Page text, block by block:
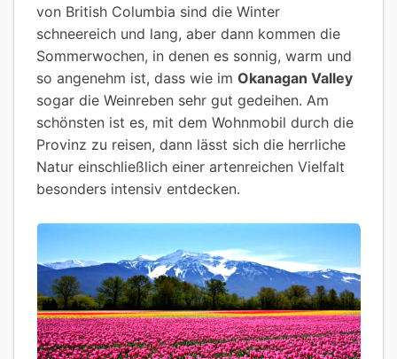
von British Columbia sind die Winter
schneereich und lang, aber dann kommen die
Sommerwochen, in denen es sonnig, warm und
so angenehm ist, dass wie im Okanagan Valley
sogar die Weinreben sehr gut gedeihen. Am
schönsten ist es, mit dem Wohnmobil durch die
Provinz zu reisen, dann lässt sich die herrliche
Natur einschließlich einer artenreichen Vielfalt
besonders intensiv entdecken.